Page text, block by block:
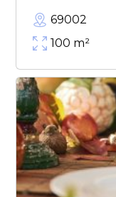
69002
100 m²